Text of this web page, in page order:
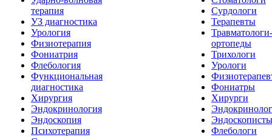
терапия
УЗ диагностика
Урология
Физиотерапия
Фониатрия
Флебология
Функциональная
диагностика
Хирургия
Эндокринология
Эндоскопия
Психотерапия
Сурдологи
Терапевты
Травматологи-
ортопеды
Трихологи
Урологи
Фониатры
Хирурги
Эндоскописты
Флебологи